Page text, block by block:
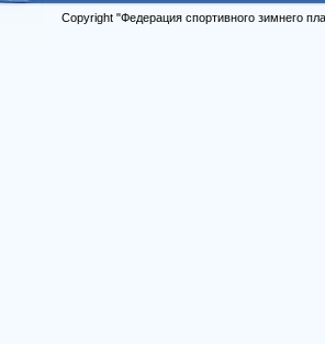
Copyright "Федерация спортивного зимнего